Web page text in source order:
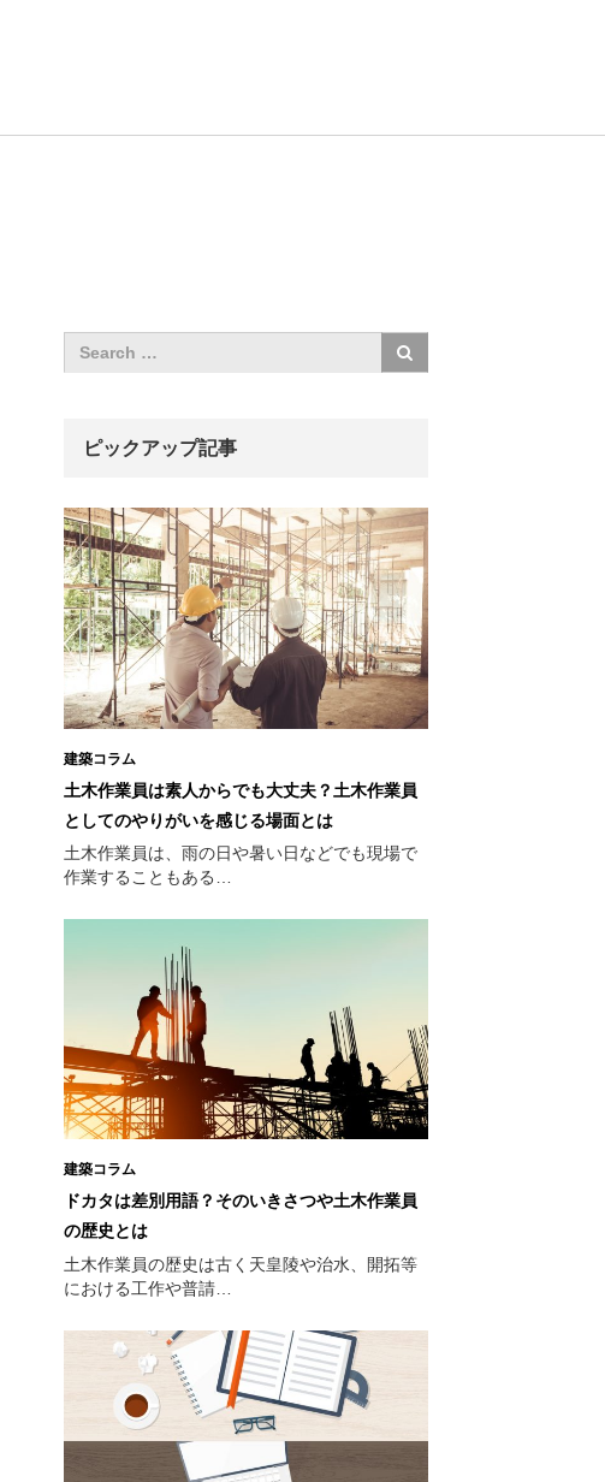
ピックアップ記事
建築コラム
土木作業員は素人からでも大丈夫？土木作業員
としてのやりがいを感じる場面とは
土木作業員は、雨の日や暑い日などでも現場で
作業することもある…
建築コラム
ドカタは差別用語？そのいきさつや土木作業員
の歴史とは
土木作業員の歴史は古く天皇陵や治水、開拓等
における工作や普請…